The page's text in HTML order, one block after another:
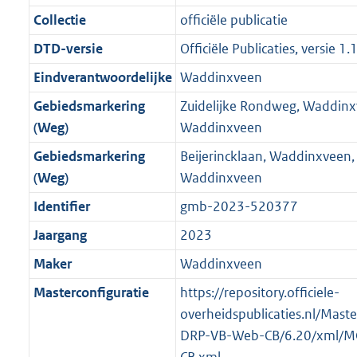
o
r
m
a
t
f
o
r
m
a
a
t
b
n
f
o
m
a
a
t
i
n
f
o
r
m
a
a
t
K
b
o
t
t
e
:
5
K
b
o
o
t
t
e
:
5
K
b
Collectie
officiële publicatie
DTD-versie
Officiële Publicaties, versie 1.1
Eindverantwoordelijke Waddinxveen
Gebiedsmarkering
(Weg)
Zuidelijke Rondweg,
Waddinxveen
Gebiedsmarkering
(Weg)
Beijerincklaan,
Waddinxveen
Identifier
gmb-2023-520377
Jaargang
2023
Maker
Waddinxveen
Masterconfiguratie
https://repository.officiele-
overheidspublicaties.nl/
DRP-VB-Web-CB/6.20/xml/